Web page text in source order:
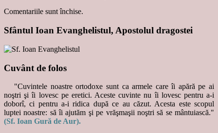
Comentariile sunt închise.
Sfântul Ioan Evanghelistul, Apostolul dragostei
Cuvânt de folos
"Cuvintele noastre ortodoxe sunt ca armele care îi apără pe ai
noştri şi îi lovesc pe eretici. Aceste cuvinte nu îi lovesc pentru a-i
doborî, ci pentru a-i ridica după ce au căzut. Acesta este scopul
luptei noastre: să îi ajutăm şi pe vrăşmaşii noştri să se mântuiască."
(Sf. Ioan Gură de Aur).